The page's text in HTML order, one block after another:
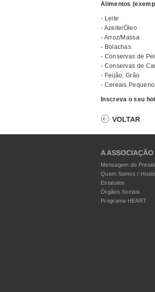
Alimentos
- Leite
- Azeite/Óleo
- Arroz/Massa
- Bolachas
- Conservas de
- Conservas de
- Feijão, Grão
- Cereais
Inscreva o seu
VOLTAR
A ASSOCIAÇÃO
Mensagem do
Quem Somos /
Estatutos
Órgãos Sociais
Programa HEART